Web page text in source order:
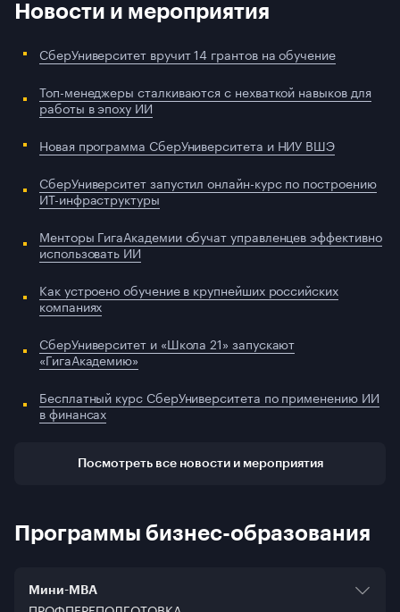
Новости и мероприятия
СберУниверситет вручит 14 грантов на обучение
Топ-менеджеры сталкиваются с нехваткой навыков для
работы в эпоху ИИ
Новая программа СберУниверситета и НИУ ВШЭ
СберУниверситет запустил онлайн-курс по построению
ИТ-инфраструктуры
Менторы ГигаАкадемии обучат управленцев эффективно
использовать ИИ
Как устроено обучение в крупнейших российских
компаниях
СберУниверситет и «Школа 21» запускают
«ГигаАкадемию»
Бесплатный курс СберУниверситета по применению ИИ
в финансах
Посмотреть все новости и мероприятия
Программы бизнес-образования
Мини-МВА